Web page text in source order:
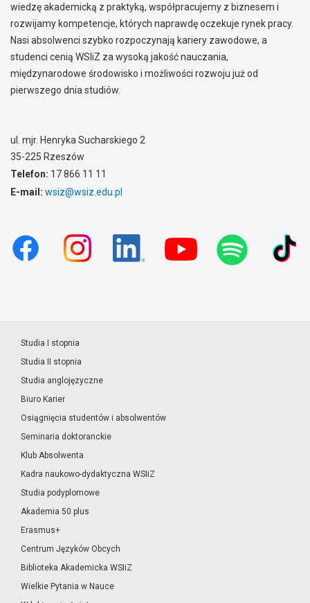
wiedzę akademicką z praktyką, współpracujemy z biznesem i
rozwijamy kompetencje, których naprawdę oczekuje rynek pracy.
Nasi absolwenci szybko rozpoczynają kariery zawodowe, a
studenci cenią WSIiZ za wysoką jakość nauczania,
międzynarodowe środowisko i możliwości rozwoju już od
pierwszego dnia studiów.
ul. mjr. Henryka Sucharskiego 2
35-225 Rzeszów
Telefon: 17 866 11 11
E-mail: wsiz@wsiz.edu.pl
Studia I stopnia
Studia II stopnia
Studia anglojęzyczne
Biuro Karier
Osiągnięcia studentów i absolwentów
Seminaria doktoranckie
Klub Absolwenta
Kadra naukowo-dydaktyczna WSIiZ
Studia podyplomowe
Akademia 50 plus
Erasmus+
Centrum Języków Obcych
Biblioteka Akademicka WSIiZ
Wielkie Pytania w Nauce